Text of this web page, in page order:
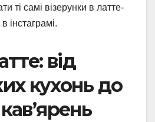
ті самі візерунки в латте-
інстаграмі.
від
кухонь до